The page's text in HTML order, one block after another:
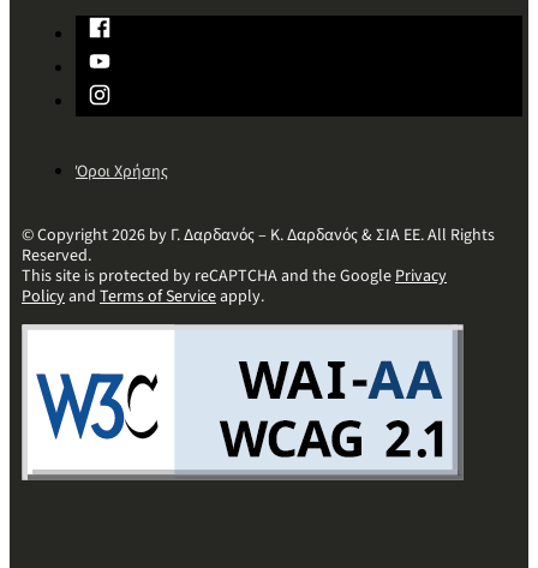
Όροι Χρήσης
© Copyright 2026 by Γ. Δαρδανός – Κ. Δαρδανός & ΣΙΑ ΕΕ. All Rights
Reserved.
This site is protected by reCAPTCHA and the GooglePrivacy
Policyand Terms of Serviceapply.